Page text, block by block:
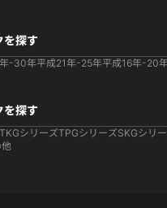
を探す
-30年平成21年-25年平成16年-20
を探す
TKGシリーズTPGシリーズSKGシリ
他